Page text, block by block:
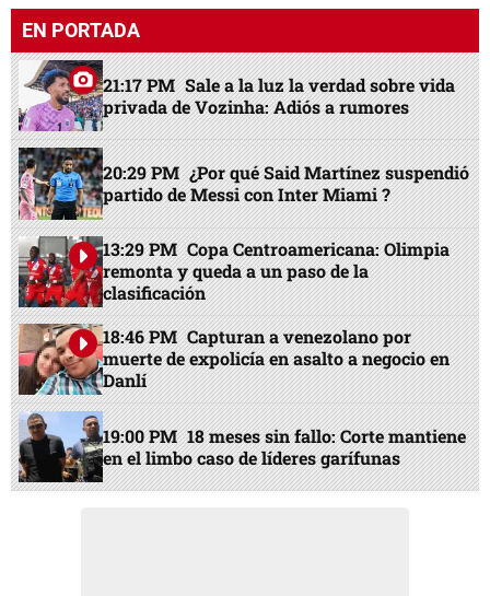
EN PORTADA
21:17 PM Sale a la luz la verdad sobre vida
privada de Vozinha: Adiós a rumores
20:29 PM ¿Por qué Said Martínez suspendió
partido de Messi con Inter Miami ?
13:29 PM Copa Centroamericana: Olimpia
remonta y queda a un paso de la
clasificación
18:46 PM Capturan a venezolano por
muerte de expolicía en asalto a negocio en
Danlí
19:00 PM 18 meses sin fallo: Corte mantiene
en el limbo caso de líderes garífunas